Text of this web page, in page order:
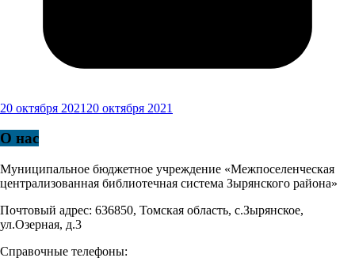
20 октября 2021 20 октября 2021
О нас
Муниципальное бюджетное учреждение «Межпоселенческая
централизованная библиотечная система Зырянского района»
Почтовый адрес: 636850, Томская область, с.Зырянское,
ул.Озерная, д.3
Справочные телефоны: